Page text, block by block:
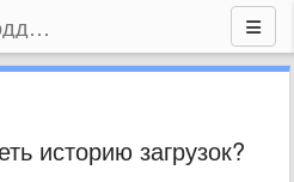
Joxi - сообщество поддержки
историю загрузок?